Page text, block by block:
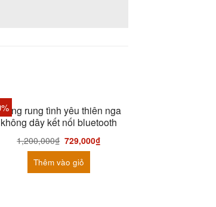
rung tình yêu thiên nga
không dây kết nối bluetooth
1,200,000₫ 729,000₫
Thêm vào giỏ